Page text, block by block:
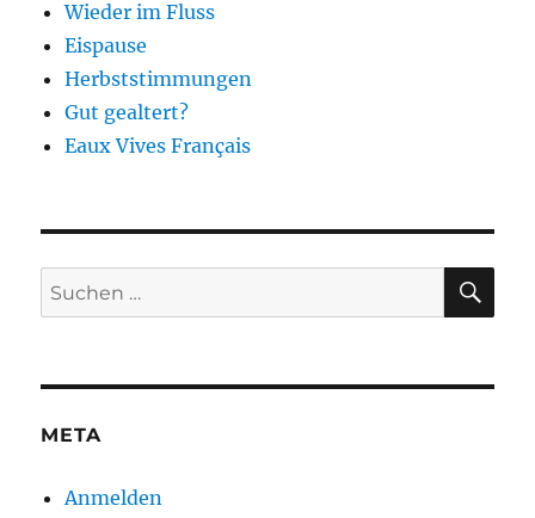
Wieder im Fluss
Eispause
Herbststimmungen
Gut gealtert?
Eaux Vives Français
Suchen
nach:
META
Anmelden